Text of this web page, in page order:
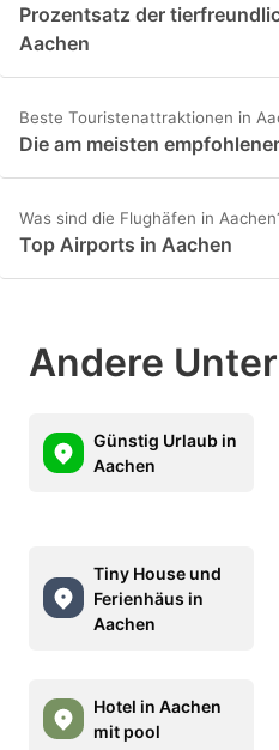
Prozentsatz der
Aachen
Beste Touristenattraktionen in
Die am meisten
Was sind die Flughäfen in
Top Airports in Aachen
Andere
Günstig Urlaub in
Aachen
Tiny House und
Ferienhäus in
Aachen
Hotel in Aachen
mit pool